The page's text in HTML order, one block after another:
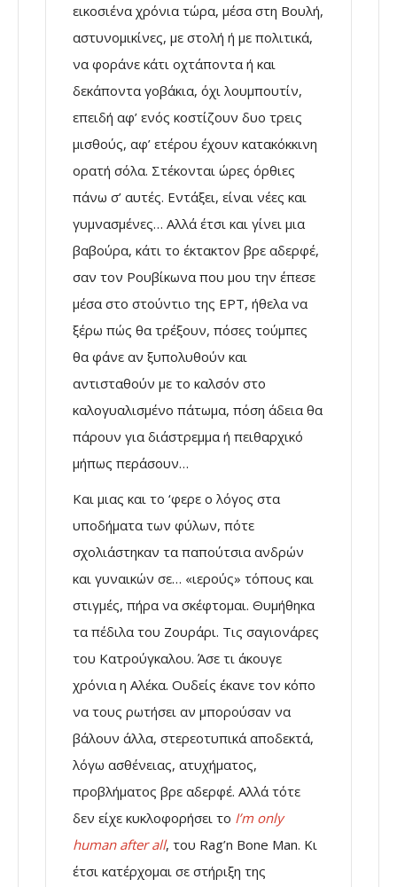
εικοσιένα χρόνια τώρα, μέσα στη Βουλή,
αστυνομικίνες, με στολή ή με πολιτικά,
να φοράνε κάτι οχτάποντα ή και
δεκάποντα γοβάκια, όχι λουμπουτίν,
επειδή αφ’ ενός κοστίζουν δυο τρεις
μισθούς, αφ’ ετέρου έχουν κατακόκκινη
ορατή σόλα. Στέκονται ώρες όρθιες
πάνω σ’ αυτές. Εντάξει, είναι νέες και
γυμνασμένες… Αλλά έτσι και γίνει μια
βαβούρα, κάτι το έκτακτον βρε αδερφέ,
σαν τον Ρουβίκωνα που μου την έπεσε
μέσα στο στούντιο της ΕΡΤ, ήθελα να
ξέρω πώς θα τρέξουν, πόσες τούμπες
θα φάνε αν ξυπολυθούν και
αντισταθούν με το καλσόν στο
καλογυαλισμένο πάτωμα, πόση άδεια θα
πάρουν για διάστρεμμα ή πειθαρχικό
μήπως περάσουν…
Και μιας και το ‘φερε ο λόγος στα
υποδήματα των φύλων, πότε
σχολιάστηκαν τα παπούτσια ανδρών
και γυναικών σε… «ιερούς» τόπους και
στιγμές, πήρα να σκέφτομαι. Θυμήθηκα
τα πέδιλα του Ζουράρι. Τις σαγιονάρες
του Κατρούγκαλου. Άσε τι άκουγε
χρόνια η Αλέκα. Ουδείς έκανε τον κόπο
να τους ρωτήσει αν μπορούσαν να
βάλουν άλλα, στερεοτυπικά αποδεκτά,
λόγω ασθένειας, ατυχήματος,
προβλήματος βρε αδερφέ. Αλλά τότε
δεν είχε κυκλοφορήσει το I’m only
human after all, του Rag’n Bone Man. Κι
έτσι κατέρχομαι σε στήριξη της